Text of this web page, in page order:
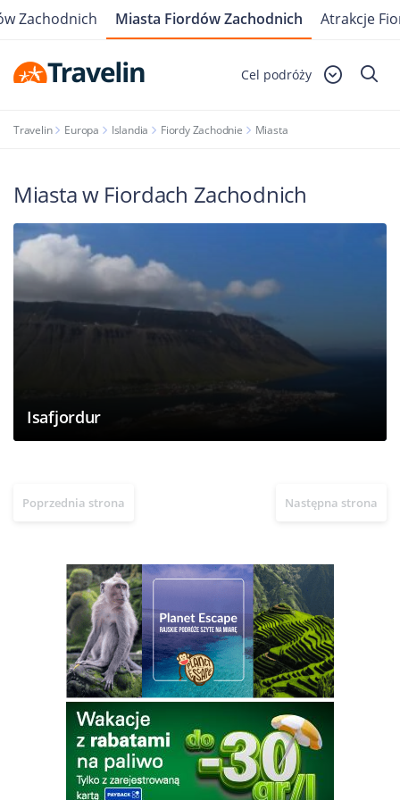
Cel podróży
Travelin Europa Islandia Fiordy Zachodnie Miasta
Zachodnich Miasta Fiordów Zachodnich Atrakcje
Miasta w Fiordach Zachodnich
Isafjordur
Poprzednia strona Następna strona